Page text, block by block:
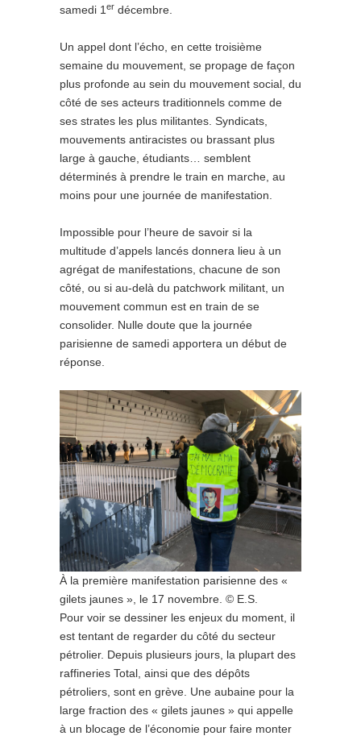
samedi 1 er décembre.
Un appel dont l’écho, en cette troisième
semaine du mouvement, se propage de façon
plus profonde au sein du mouvement social, du
côté de ses acteurs traditionnels comme de
ses strates les plus militantes. Syndicats,
mouvements antiracistes ou brassant plus
large à gauche, étudiants… semblent
déterminés à prendre le train en marche, au
moins pour une journée de manifestation.
Impossible pour l’heure de savoir si la
multitude d’appels lancés donnera lieu à un
agrégat de manifestations, chacune de son
côté, ou si au-delà du patchwork militant, un
mouvement commun est en train de se
consolider. Nulle doute que la journée
parisienne de samedi apportera un début de
réponse.
À la première manifestation parisienne des «
gilets jaunes », le 17 novembre. © E.S.
Pour voir se dessiner les enjeux du moment, il
est tentant de regarder du côté du secteur
pétrolier. Depuis plusieurs jours, la plupart des
raffineries Total, ainsi que des dépôts
pétroliers, sont en grève. Une aubaine pour la
large fraction des « gilets jaunes » qui appelle
à un blocage de l’économie pour faire monter